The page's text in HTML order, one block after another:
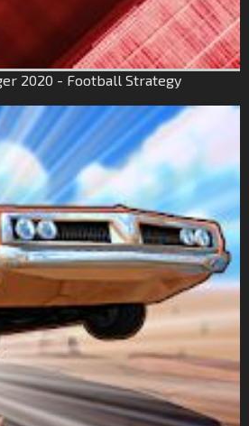
2020 - Football Strategy